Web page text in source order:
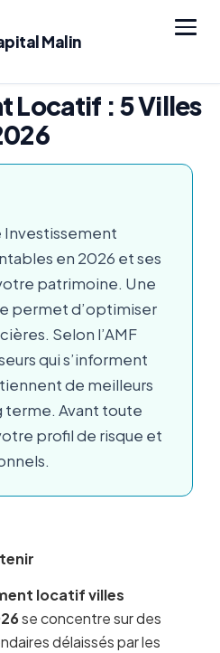
Malin
Locatif : 5 Villes
en 2026 et ses
patrimoine. Une
permet d’optimiser
Selon l’AMF
qui s’informent
de meilleurs
terme. Avant toute
profil de risque et
locatif villes
se concentre sur des
délaissés par les